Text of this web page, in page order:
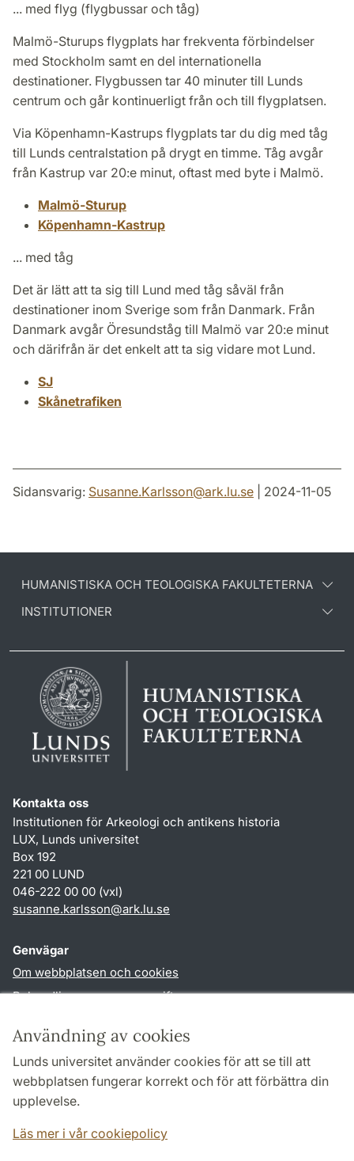
Användning av cookies
Lunds universitet använder cookies för att se till att
webbplatsen fungerar korrekt och för att förbättra din
upplevelse.
Läs mer i vår cookiepolicy
... med flyg (flygbussar och tåg)
Malmö-Sturups flygplats har frekventa förbindelser
med Stockholm samt en del internationella
destinationer. Flygbussen tar 40 minuter till Lunds
centrum och går kontinuerligt från och till flygplatsen.
Via Köpenhamn-Kastrups flygplats tar du dig med tåg
till Lunds centralstation på drygt en timme. Tåg avgår
från Kastrup var 20:e minut, oftast med byte i Malmö.
Malmö-Sturup
Köpenhamn-Kastrup
... med tåg
Det är lätt att ta sig till Lund med tåg såväl från
destinationer inom Sverige som från Danmark. Från
Danmark avgår Öresundståg till Malmö var 20:e minut
och därifrån är det enkelt att ta sig vidare mot Lund.
SJ
Skånetrafiken
Sidansvarig: Susanne.Karlsson@ark.lu.se | 2024-11-05
HUMANISTISKA OCH TEOLOGISKA FAKULTETERNA
INSTITUTIONER
Kontakta oss
Institutionen för Arkeologi och antikens historia
LUX, Lunds universitet
Box 192
221 00 LUND
046-222 00 00 (vxl)
susanne.karlsson@ark.lu.se
Genvägar
Om webbplatsen och cookies
Behandling av personuppgifter
TYPO3-login
Följ oss i sociala medier